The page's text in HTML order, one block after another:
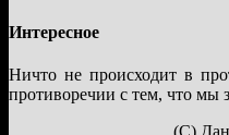
Интересное
Ничто не происходит в
противоречии с тем, что мы
(С)